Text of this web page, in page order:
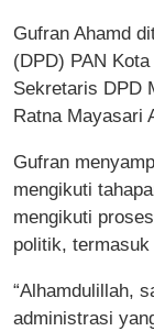
Gufran Ahamd
(DPD) PAN
Sekretaris DPD
Ratna Mayasari
Gufran
mengikuti
mengikuti
politik,
“Alhamdulillah,
administrasi